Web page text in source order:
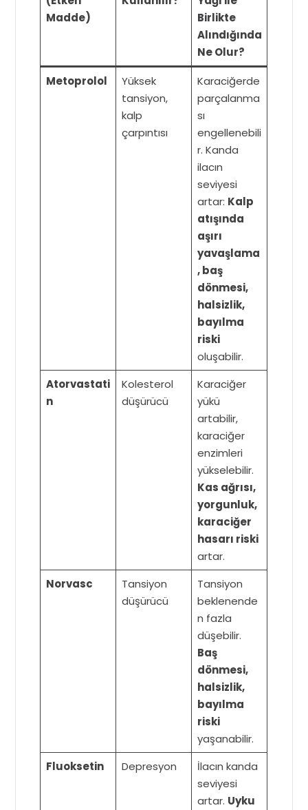
Madde)
Birlikte
Alındığında
Ne Olur?
Metoprolol
Yüksek
tansiyon,
kalp
çarpıntısı
Karaciğerde
parçalanma
sı
engellenebili
r. Kanda
ilacın
seviyesi
artar: Kalp
atışında
aşırı
yavaşlama
, baş
dönmesi,
halsizlik,
bayılma
riski
oluşabilir.
Atorvastati
n
Kolesterol
düşürücü
Karaciğer
yükü
artabilir,
karaciğer
enzimleri
yükselebilir.
Kas ağrısı,
yorgunluk,
karaciğer
hasarı riski
artar.
Norvasc
Tansiyon
düşürücü
Tansiyon
beklenende
n fazla
düşebilir.
Baş
dönmesi,
halsizlik,
bayılma
riski
yaşanabilir.
Fluoksetin
Depresyon
İlacın kanda
seviyesi
artar. Uyku